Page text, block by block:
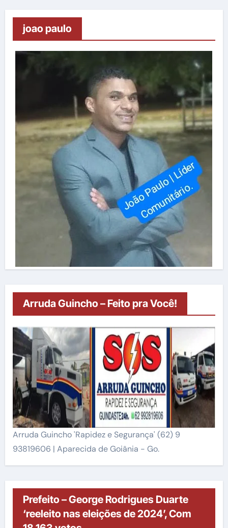
joao paulo
Arruda Guincho – Feito pra Você!
Arruda Guincho 'Rapidez e Segurança' (62) 9
93819606 | Aparecida de Goiânia - Go.
Prefeito – George Rodrigues Duarte
‘reeleito nas eleições de 2024’, Com